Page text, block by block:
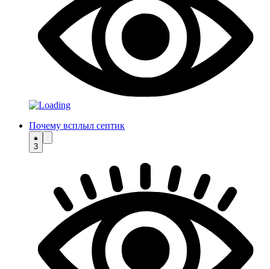
Почему всплыл септик
3